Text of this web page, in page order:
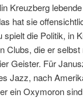
Kreuzberg
hat sie
spielt die Politik, in
Clubs, die er
Geister. Für
Jazz, nach
ein Oxymoron